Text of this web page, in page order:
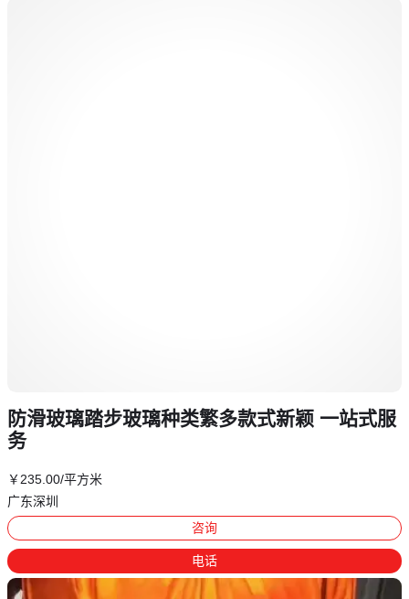
防滑玻璃踏步玻璃种类繁多款式新颖 一站式服
务
￥ 235 .00/平方米
广东深圳
咨询
电话